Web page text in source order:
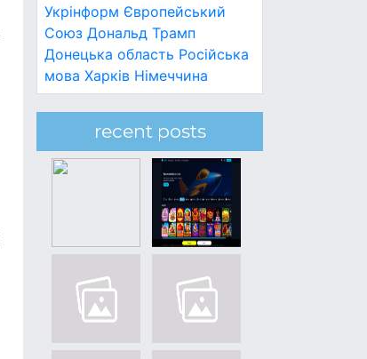
Укрінформ Європейський
Союз Дональд Трамп
Донецька область Російська
мова Харків Німеччина
recent posts